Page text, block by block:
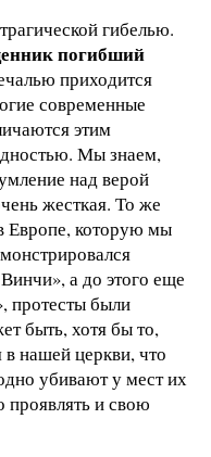
гибелью.
погибший
приходится
современные
этим
Мы знаем,
над верой
жесткая. То же
Европе, которую мы
а до этого еще
протесты были
быть, хотя бы то,
нашей церкви, что
убивают у мест их
проявлять и свою